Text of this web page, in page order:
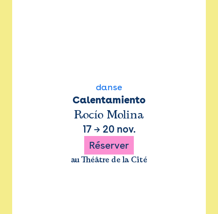
danse
Calentamiento
Rocío Molina
17→ 20 nov.
Réserver
au Théâtre de la Cité